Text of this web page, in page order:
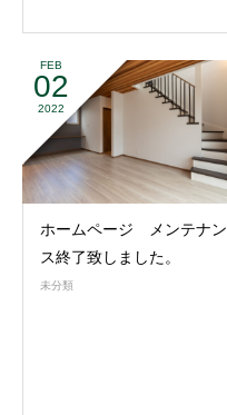
FEB
02
2022
ホームページ メンテナン
ス終了致しました。
未分類